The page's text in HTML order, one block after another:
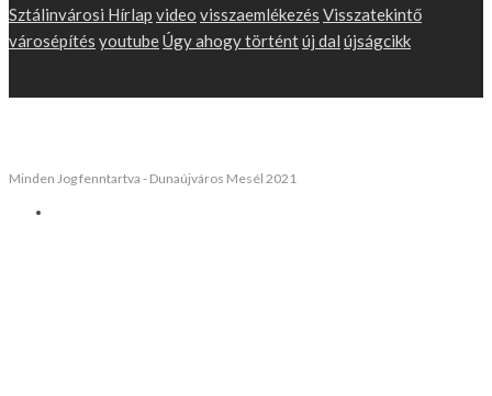
Sztálinvárosi Hírlap video visszaemlékezés Visszatekintő
városépítés youtubeÚgy ahogy történtúj dal újságcikk
Minden Jog fenntartva - Dunaújváros Mesél 2021